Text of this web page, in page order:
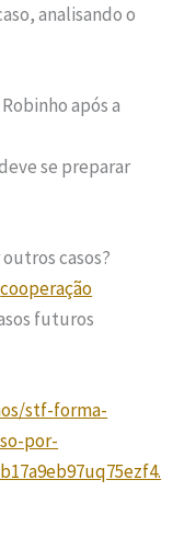
analisando o
após a
se preparar
casos?
cooperação
futuros
stf-forma-
por-